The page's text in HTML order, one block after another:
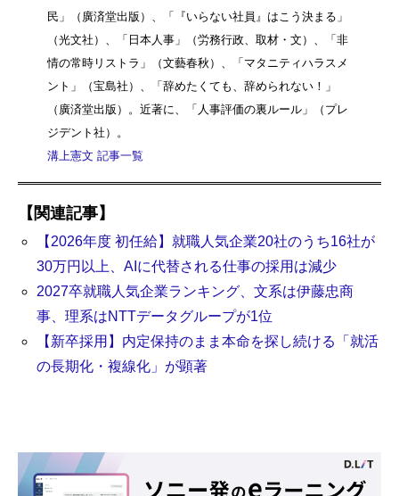
民」（廣済堂出版）、「『いらない社員』はこう決まる」
（光文社）、「日本人事」（労務行政、取材・文）、「非
情の常時リストラ」（文藝春秋）、「マタニティハラスメ
ント」（宝島社）、「辞めたくても、辞められない！」
（廣済堂出版）。近著に、「人事評価の裏ルール」（プレ
ジデント社）。
溝上憲文 記事一覧
【関連記事】
【2026年度 初任給】就職人気企業20社のうち16社が
30万円以上、AIに代替される仕事の採用は減少
2027卒就職人気企業ランキング、文系は伊藤忠商
事、理系はNTTデータグループが1位
【新卒採用】内定保持のまま本命を探し続ける「就活
の長期化・複線化」が顕著